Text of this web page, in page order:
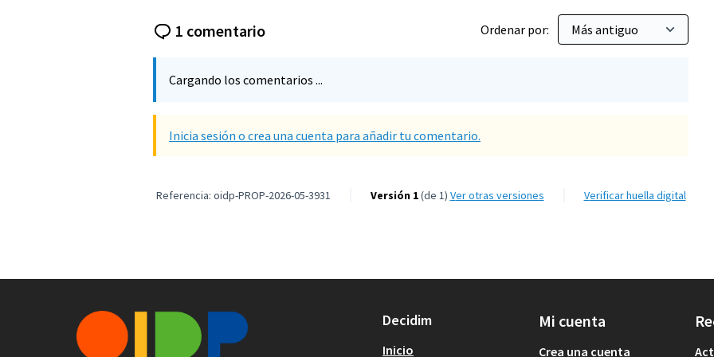
1 comentario Ordenar por:
Cargando los comentarios ...
Inicia sesión o crea una cuenta para añadir tu comentario.
Referencia: oidp-PROP-2026-05-3931 Versión 1(de 1) ver otras versiones Verificar huella digital
Decidim
Inicio
Mi cuenta
Crea una cuenta